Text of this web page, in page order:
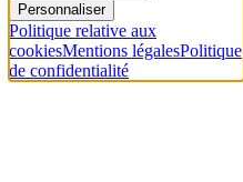
Personnaliser
Politique relative aux
cookiesMentions légalesPolitique
de confidentialité